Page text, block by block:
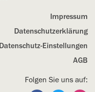
Impressum
Datenschutz­erklärung
Datenschutz-Einstellungen
AGB
Folgen Sie uns auf: